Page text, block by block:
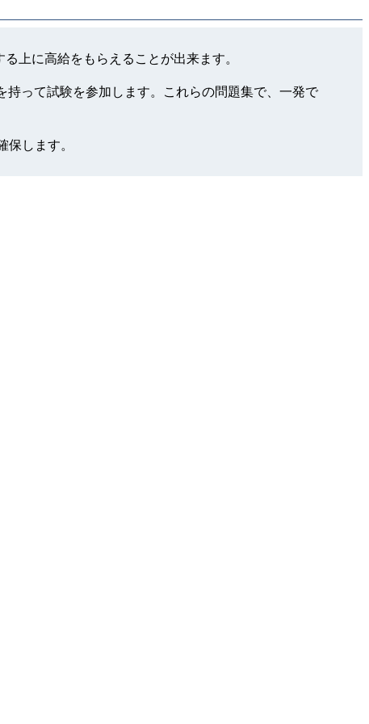
上に高給をもらえることが出来ます。
持って試験を参加します。これらの問題集で、一発で
します。